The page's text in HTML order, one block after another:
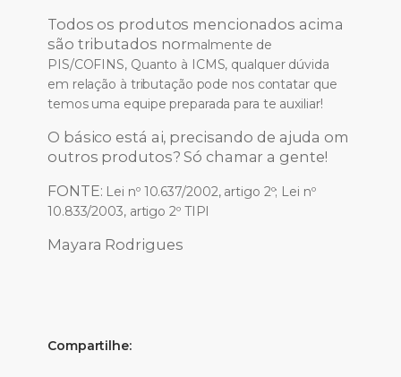
Todos os produtos mencionados acima
são tributados normalmente de
PIS/COFINS, Quanto à ICMS, qualquer dúvida
em relação à tributação pode nos contatar que
temos uma equipe preparada para te auxiliar!
O básico está ai, precisando de ajuda om
outros produtos? Só chamar a gente!
FONTE: Lei nº 10.637/2002, artigo 2º; Lei nº
10.833/2003, artigo 2º TIPI
Mayara Rodrigues
Compartilhe: